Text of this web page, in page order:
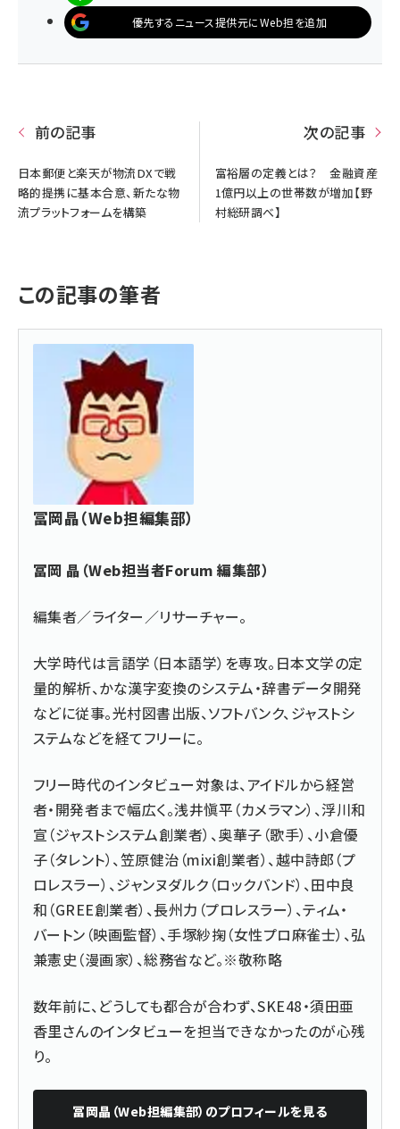
優先するニュース提供元にWeb担を追加
前の記事
日本郵便と楽天が物流DXで戦
略的提携に基本合意、新たな物
流プラットフォームを構築
次の記事
富裕層の定義とは？ 金融資産
1億円以上の世帯数が増加【野
村総研調べ】
この記事の筆者
冨岡晶（Web担編集部）
冨岡 晶（Web担当者Forum 編集部）
編集者／ライター／リサーチャー。
大学時代は言語学（日本語学）を専攻。日本文学の定
量的解析、かな漢字変換のシステム・辞書データ開発
などに従事。光村図書出版、ソフトバンク、ジャストシ
ステムなどを経てフリーに。
フリー時代のインタビュー対象は、アイドルから経営
者・開発者まで幅広く。浅井愼平（カメラマン）、浮川和
宣（ジャストシステム創業者）、奥華子（歌手）、小倉優
子（タレント）、笠原健治（mixi創業者）、越中詩郎（プ
ロレスラー）、ジャンヌダルク（ロックバンド）、田中良
和（GREE創業者）、長州力（プロレスラー）、ティム・
バートン（映画監督）、手塚紗掬（女性プロ麻雀士）、弘
兼憲史（漫画家）、総務省など。※敬称略
数年前に、どうしても都合が合わず、SKE48・須田亜
香里さんのインタビューを担当できなかったのが心残
り。
冨岡晶（Web担編集部） のプロフィールを見る